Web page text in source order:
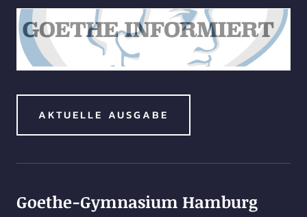
AKTUELLE AUSGABE
Goethe-Gymnasium Hamburg